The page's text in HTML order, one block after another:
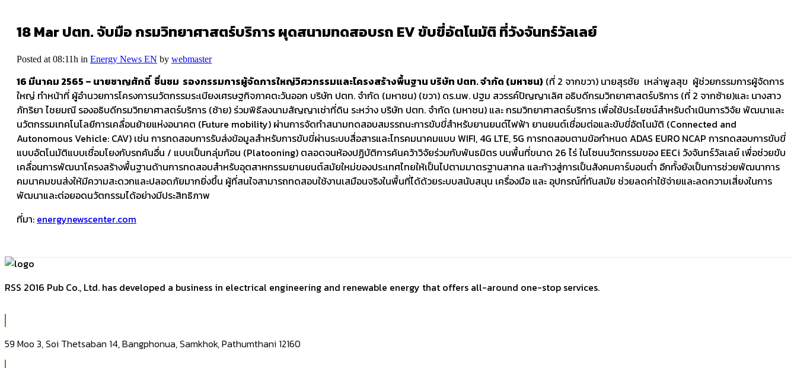
18 Marปตท. จับมือ กรมวิทยาศาสตร์บริการ ผุดสนามทดสอบรถ EV ขับขี่อัตโนมัติ ที่วังจันทร์วัลเลย์
Posted at 08:11h in Energy News EN by webmaster
16 มีนาคม 2565 – นายชาญศักดิ์ ชื่นชม รองกรรมการผู้จัดการใหญ่วิศวกรรมและโครงสร้างพื้นฐาน บริษัท ปตท. จำกัด (มหาชน) (ที่ 2 จากขวา) นายสุรชัย เหล่าพูลสุข ผู้ช่วยกรรมการผู้จัดการ
ใหญ่ ทำหน้าที่ ผู้อำนวยการโครงการนวัตกรรมระเบียงเศรษฐกิจภาคตะวันออก บริษัท ปตท. จำกัด (มหาชน) (ขวา) ดร.นพ. ปฐม สวรรค์ปัญญาเลิศ อธิบดีกรมวิทยาศาสตร์บริการ (ที่ 2 จากซ้าย)และ นางสาว
ภัทริยา ไชยมณี รองอธิบดีกรมวิทยาศาสตร์บริการ (ซ้าย) ร่วมพิธีลงนามสัญญาเช่าที่ดิน ระหว่าง บริษัท ปตท. จำกัด (มหาชน) และ กรมวิทยาศาสตร์บริการ เพื่อใช้ประโยชน์สำหรับดำเนินการวิจัย พัฒนาและ
นวัตกรรมเทคโนโลยีการเคลื่อนย้ายแห่งอนาคต (Future mobility) ผ่านการจัดทำสนามทดสอบสมรรถนะการขับขี่สำหรับยานยนต์ไฟฟ้า ยานยนต์เชื่อมต่อและขับขี่อัตโนมัติ (Connected and
Autonomous Vehicle: CAV) เช่น การทดสอบการรับส่งข้อมูลสำหรับการขับขี่ผ่านระบบสื่อสารและโทรคมนาคมแบบ WIFI, 4G LTE, 5G การทดสอบตามข้อกำหนด ADAS EURO NCAP การทดสอบการขับขี่
แบบอัตโนมัติแบบเชื่อมโยงกับรถคันอื่น / แบบเป็นกลุ่มก้อน (Platooning) ตลอดจนห้องปฏิบัติการค้นคว้าวิจัยร่วมกับพันธมิตร บนพื้นที่ขนาด 26 ไร่ ในโซนนวัตกรรมของ EECi วังจันทร์วัลเลย์ เพื่อช่วยขับ
เคลื่อนการพัฒนาโครงสร้างพื้นฐานด้านการทดสอบสำหรับอุตสาหกรรมยานยนต์สมัยใหม่ของประเทศไทยให้เป็นไปตามมาตรฐานสากล และก้าวสู่การเป็นสังคมคาร์บอนต่ำ อีกทั้งยังเป็นการช่วยพัฒนาการ
คมนาคมขนส่งให้มีความสะดวกและปลอดภัยมากยิ่งขึ้น ผู้ที่สนใจสามารถทดสอบใช้งานเสมือนจริงในพื้นที่ได้ด้วยระบบสนับสนุน เครื่องมือ และ อุปกรณ์ที่ทันสมัย ช่วยลดค่าใช้จ่ายและลดความเสี่ยงในการ
พัฒนาและต่อยอดนวัตกรรมได้อย่างมีประสิทธิภาพ
ที่มา: energynewscenter.com
RSS 2016 Pub Co., Ltd. has developed a business in electrical engineering and renewable energy that offers all-around one-stop services.
59 Moo 3, Soi Thetsaban 14, Bangphonua, Samkhok, Pathumthani 12160